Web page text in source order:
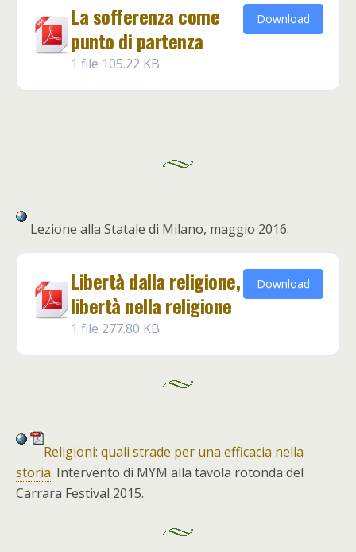
La sofferenza come
punto di partenza
1 file 105.22 KB
Download
Lezione alla Statale di Milano, maggio 2016:
Libertà dalla religione,
libertà nella religione
1 file 277.80 KB
Download
Religioni: quali strade per una efficacia nella
storia. Intervento di MYM alla tavola rotonda del
Carrara Festival 2015.